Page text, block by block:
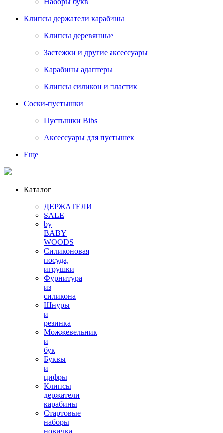
Наборы букв
Клипсы держатели карабины
Клипсы деревянные
Застежки и другие аксессуары
Карабины адаптеры
Клипсы силикон и пластик
Соски-пустышки
Пустышки Bibs
Аксессуары для пустышек
Еще
Каталог
ДЕРЖАТЕЛИ
SALE
by
BABY
WOODS
Силиконовая
посуда,
игрушки
Фурнитура
из
силикона
Шнуры
и
резинка
Можжевельник
и
бук
Буквы
и
цифры
Клипсы
держатели
карабины
Стартовые
наборы
новичка